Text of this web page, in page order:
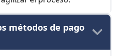
métodos de pago